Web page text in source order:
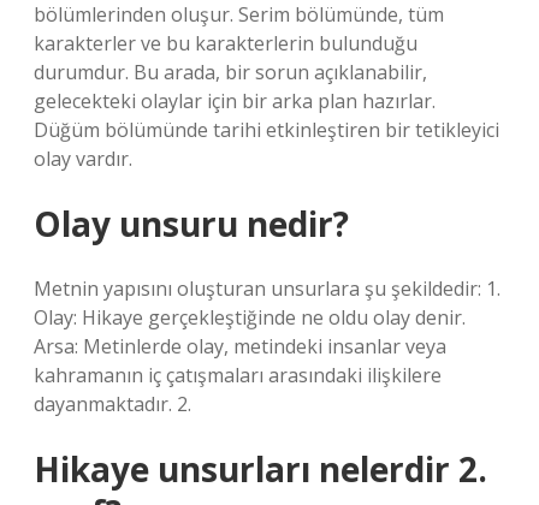
bölümlerinden oluşur. Serim bölümünde, tüm
karakterler ve bu karakterlerin bulunduğu
durumdur. Bu arada, bir sorun açıklanabilir,
gelecekteki olaylar için bir arka plan hazırlar.
Düğüm bölümünde tarihi etkinleştiren bir tetikleyici
olay vardır.
Olay unsuru nedir?
Metnin yapısını oluşturan unsurlara şu şekildedir: 1.
Olay: Hikaye gerçekleştiğinde ne oldu olay denir.
Arsa: Metinlerde olay, metindeki insanlar veya
kahramanın iç çatışmaları arasındaki ilişkilere
dayanmaktadır. 2.
Hikaye unsurları nelerdir 2.